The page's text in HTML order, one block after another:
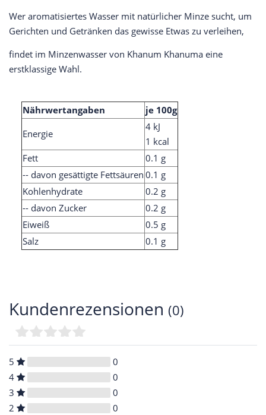
Wer aromatisiertes Wasser mit natürlicher Minze sucht, um
Gerichten und Getränken das gewisse Etwas zu verleihen,
findet im Minzenwasser von Khanum Khanuma eine
erstklassige Wahl.
Nährwertangaben
je 100g
Energie
4 kJ
1 kcal
Fett
0.1 g
-- davon gesättigte Fettsäuren0.1 g
Kohlenhydrate
0.2 g
-- davon Zucker
0.2 g
Eiweiß
0.5 g
Salz
0.1 g
Kundenrezensionen (0)
5
0
4
0
3
0
2
0